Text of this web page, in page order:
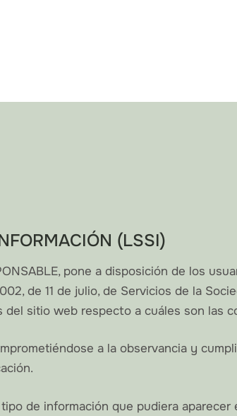
(LSSI)
pone a disposición de los
de 11 de julio, de Servicios de la
del sitio web respecto a cuáles son las
a la observancia y
de información que pudiera